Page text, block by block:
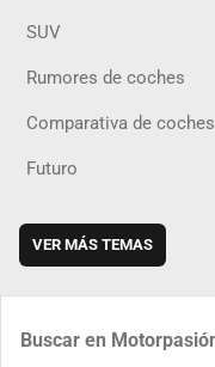
SUV
Rumores de coches
Comparativa de coches
Futuro
VER MÁS TEMAS